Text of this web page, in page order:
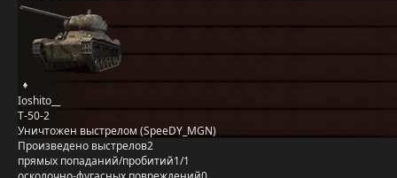
Ioshito__
Т-50-2
Уничтожен выстрелом (SpeeDY_MGN)
Произведено выстрелов2
прямых попаданий/пробитий1/1